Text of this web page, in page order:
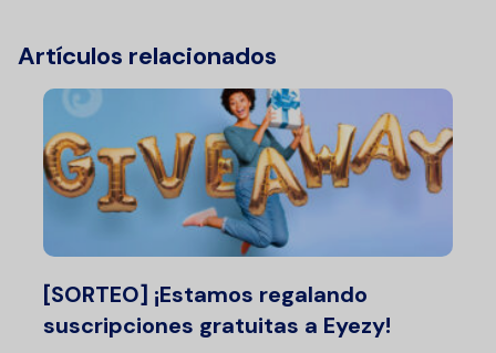
Artículos relacionados
[SORTEO] ¡Estamos regalando
suscripciones gratuitas a Eyezy!